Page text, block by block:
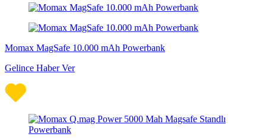
Momax MagSafe 10.000 mAh Powerbank
Gelince Haber Ver